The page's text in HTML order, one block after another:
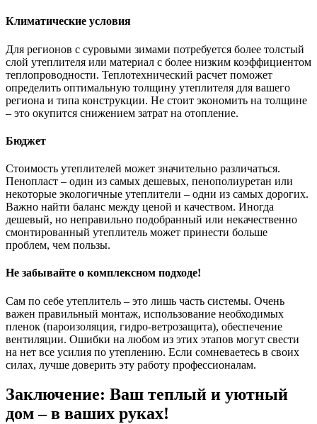
Климатические условия
Для регионов с суровыми зимами потребуется более толстый
слой утеплителя или материал с более низким коэффициентом
теплопроводности. Теплотехнический расчет поможет
определить оптимальную толщину утеплителя для вашего
региона и типа конструкции. Не стоит экономить на толщине
– это окупится снижением затрат на отопление.
Бюджет
Стоимость утеплителей может значительно различаться.
Пенопласт – один из самых дешевых, пенополиуретан или
некоторые экологичные утеплители – одни из самых дорогих.
Важно найти баланс между ценой и качеством. Иногда
дешевый, но неправильно подобранный или некачественно
смонтированный утеплитель может принести больше
проблем, чем пользы.
Не забывайте о комплексном подходе!
Сам по себе утеплитель – это лишь часть системы. Очень
важен правильный монтаж, использование необходимых
пленок (пароизоляция, гидро-ветрозащита), обеспечение
вентиляции. Ошибки на любом из этих этапов могут свести
на нет все усилия по утеплению. Если сомневаетесь в своих
силах, лучше доверить эту работу профессионалам.
Заключение: Ваш теплый и уютный
дом – в ваших руках!